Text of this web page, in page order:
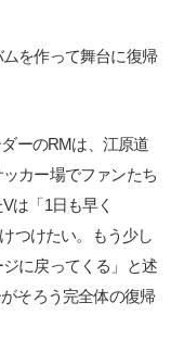
を作って舞台に復帰
ーのRMは、江原道
カー場でファンたち
は「1日も早く
つけたい。もう少し
に戻ってくる」と述
そろう完全体の復帰